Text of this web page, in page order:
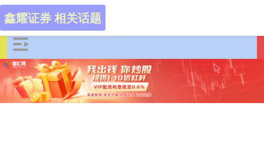
鑫耀证券 相关话题